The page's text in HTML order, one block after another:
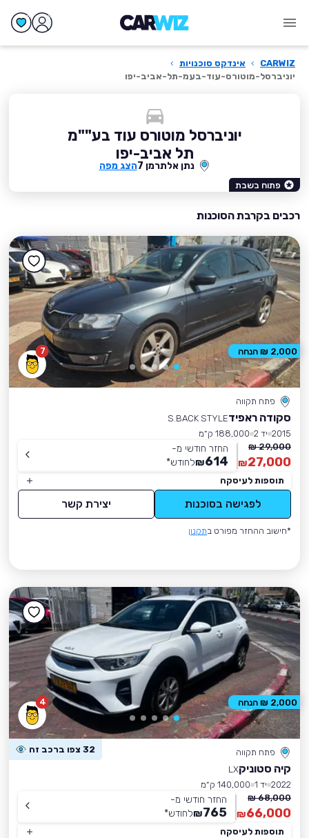
CARWIZ
› אינדקס סוכנויות ›
יוניברסל-מוטורס-עוד-בעמ-תל-אביב-יפו
יוניברסל מוטורס עוד בע""מ
תל אביב-יפו
נתן אלתרמן 7 הצג מפה
פתוח בשבת
רכבים בקרבת הסוכנות
7
פתח תקווה
סקודה ראפידS.BACK STYLE
2015 יד 2
188,000 ק״מ
29,000 ₪
27,000
₪
החזר חודשי מ-
614
₪לחודש*
תוספות לעיסקה
לפגישה בסוכנות יצירת קשר
*חישוב ההחזר מפורט בתקנון
2,000 ₪ הנחה
4
פתח תקווה 32 צפו ברכב זה
קיה סטוניקLX
2022 יד 1
140,000 ק״מ
68,000 ₪
66,000
₪
החזר חודשי מ-
765
₪לחודש*
תוספות לעיסקה
2,000 ₪ הנחה